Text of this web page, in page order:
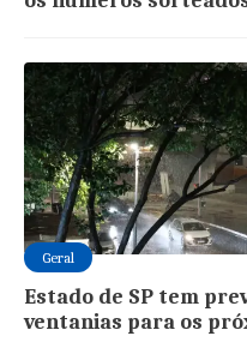
Geral
Estado de SP tem
ventanias para os